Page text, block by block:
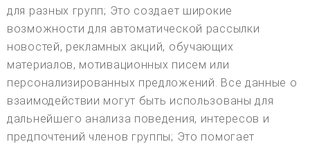
для разных групп; Это создает широкие
возможности для автоматической рассылки
новостей, рекламных акций, обучающих
материалов, мотивационных писем или
персонализированных предложений. Все данные о
взаимодействии могут быть использованы для
дальнейшего анализа поведения, интересов и
предпочтений членов группы; Это помогает